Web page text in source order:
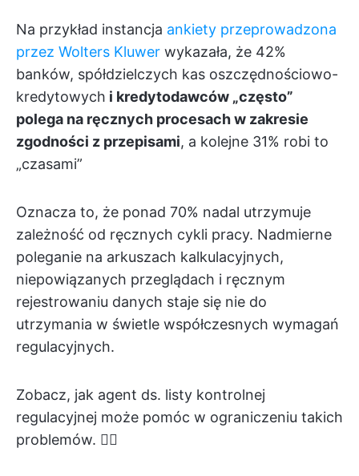
Na przykład instancja ankiety przeprowadzona
przez Wolters Kluwer wykazała, że 42%
banków, spółdzielczych kas oszczędnościowo-
kredytowych i kredytodawców „często”
polega na ręcznych procesach w zakresie
zgodności z przepisami, a kolejne 31% robi to
„czasami”
Oznacza to, że ponad 70% nadal utrzymuje
zależność od ręcznych cykli pracy. Nadmierne
poleganie na arkuszach kalkulacyjnych,
niepowiązanych przeglądach i ręcznym
rejestrowaniu danych staje się nie do
utrzymania w świetle współczesnych wymagań
regulacyjnych.
Zobacz, jak agent ds. listy kontrolnej
regulacyjnej może pomóc w ograniczeniu takich
problemów. 👇🏼